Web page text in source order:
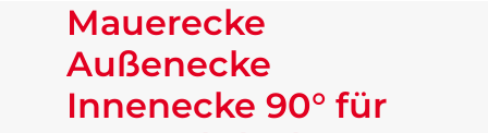
Mauerecke
Außenecke
Innenecke 90° für